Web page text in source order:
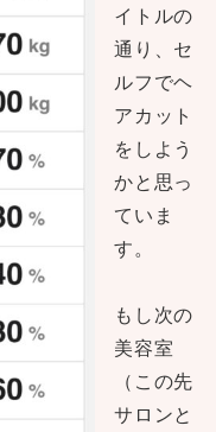
イトルの
通り、セ
ルフでヘ
アカット
をしよう
かと思っ
ていま
す。
もし次の
美容室
（この先
サロンと